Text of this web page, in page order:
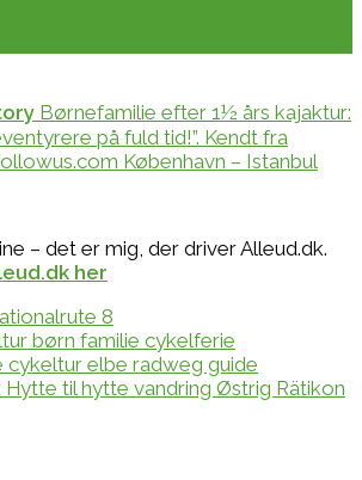
Børnefamilie efter 1½ års kajaktur:
på fuld tid!”. Kendt fra
København – Istanbul
– det er mig, der driver Alleud.dk.
her